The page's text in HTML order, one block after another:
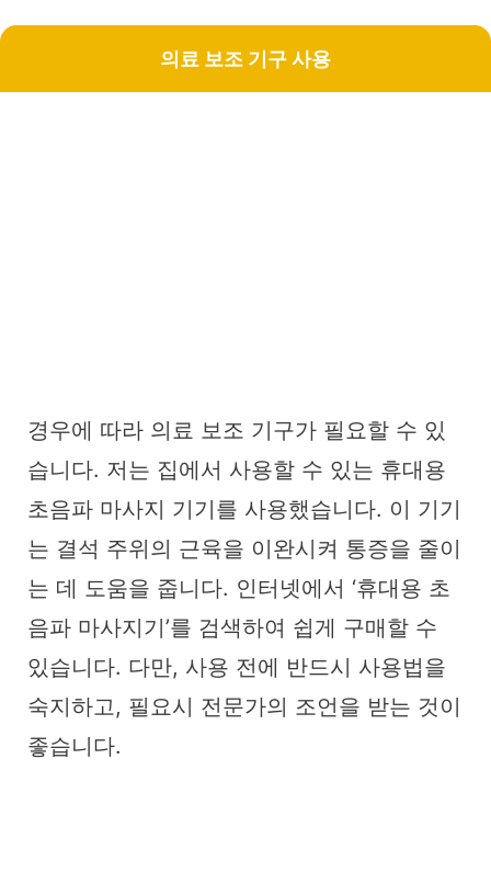
의료 보조 기구 사용
경우에 따라 의료 보조 기구가 필요할 수 있
습니다. 저는 집에서 사용할 수 있는 휴대용
초음파 마사지 기기를 사용했습니다. 이 기기
는 결석 주위의 근육을 이완시켜 통증을 줄이
는 데 도움을 줍니다. 인터넷에서 ‘휴대용 초
음파 마사지기’를 검색하여 쉽게 구매할 수
있습니다. 다만, 사용 전에 반드시 사용법을
숙지하고, 필요시 전문가의 조언을 받는 것이
좋습니다.